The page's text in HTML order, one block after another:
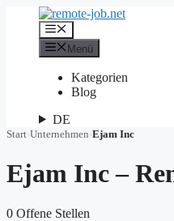
springen
Menü
Menü
Kategorien
Blog
DE
Start›Unternehmen›Ejam Inc
Ejam Inc –
0 Offene Stellen